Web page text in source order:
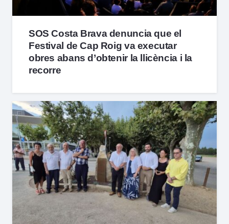
SOS Costa Brava denuncia que el
Festival de Cap Roig va executar
obres abans d’obtenir la llicència i la
recorre